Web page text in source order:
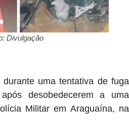
Divulgação
uma tentativa de fuga
desobedecerem a uma
Militar em Araguaína, na